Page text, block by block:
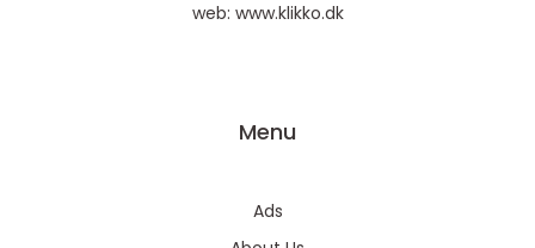
web: www.klikko.dk
Menu
Ads